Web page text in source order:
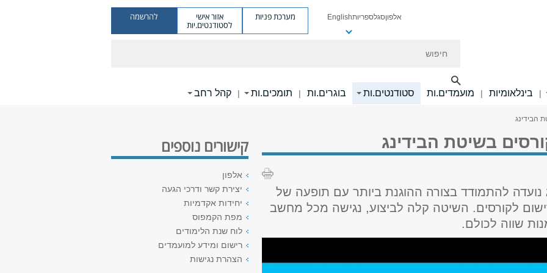
אלפוןסגלספריותEnglish מערכת פניות אזור אישי
לסטודנטים.יות
להרשמה
| בינלאומיות | מועמדים.ות סטודנטים.ות בוגרים.ות | תומכים.ות | קהל רחב
הבידינג
בשיטת הבידינג
נועדה להתמודד בצורה ההוגנת ביותר עם תופעה של
לקורסים. השיטה קלה לביצוע, נגישה מכל מחשב
שווה לכולם.
קישורים נוספים
אלפון
יצירת קשר ודרכי הגעה
יחידות אקדמיות
מפת הקמפוס
לוח שנת הלימודים
רישום ומידע למועמדים
הצהרת נגישות